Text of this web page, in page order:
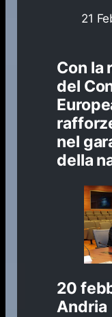
21
Con la
del
nel
della
20
Andria